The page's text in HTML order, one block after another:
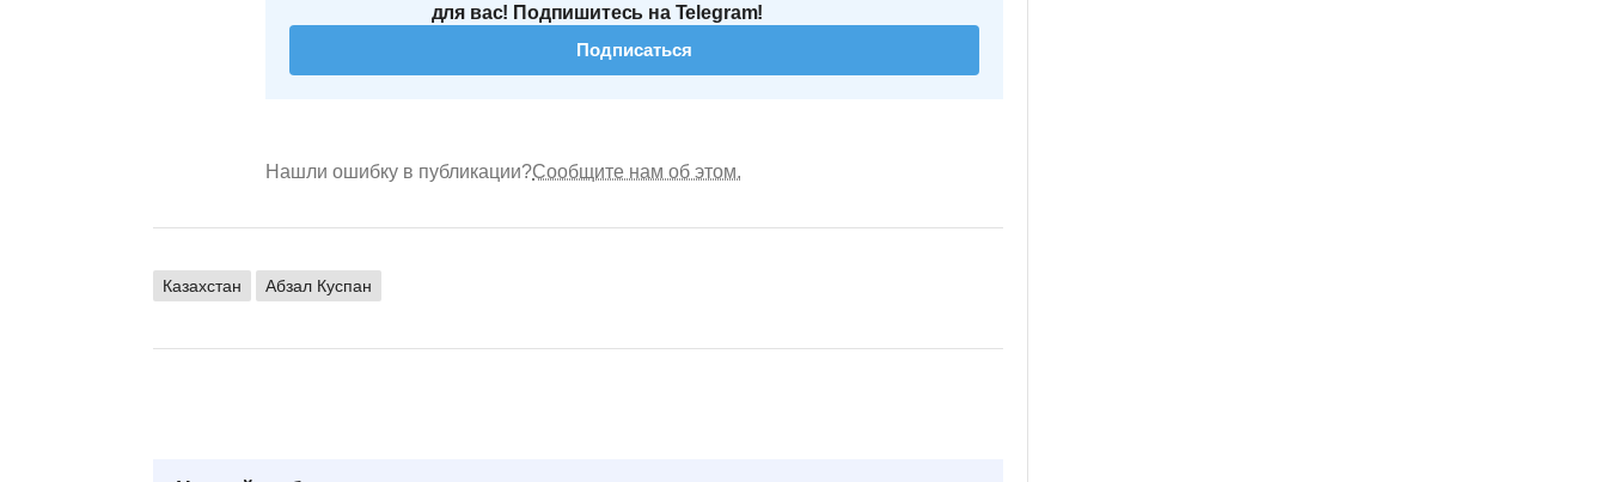
для вас! Подпишитесь на Telegram!
Подписаться
Нашли ошибку в публикации?Сообщите нам об этом.
Казахстан Абзал Куспан